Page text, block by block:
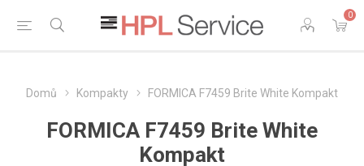
0
Domů Kompakty FORMICA F7459 Brite White Kompakt
FORMICA F7459 Brite White
Kompakt